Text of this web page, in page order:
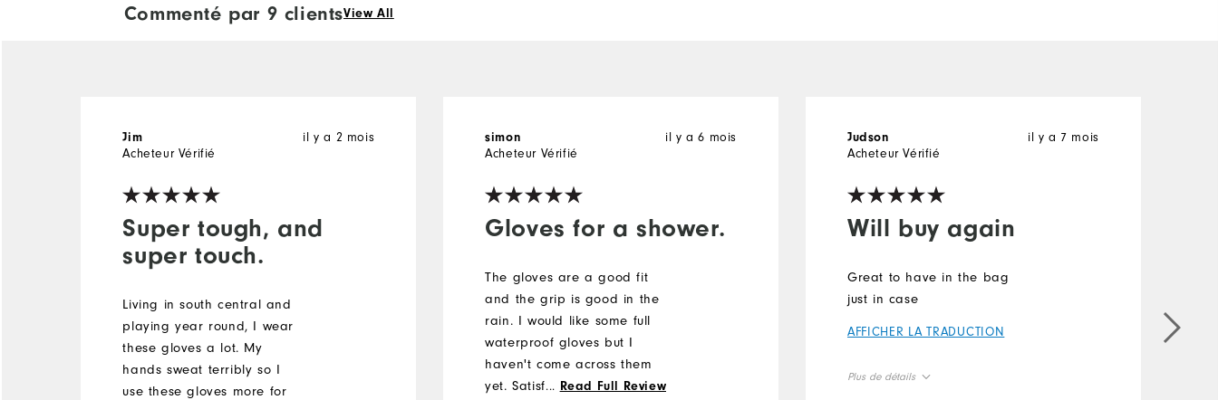
Commenté par 9 clientsView All
Super tough, and
super touch.
il y a 2 mois
Jim
Acheteur Vérifié
Living in south central and
playing year round, I wear
these gloves a lot. My
hands sweat terribly so I
use these gloves more for
Gloves for a shower.
il y a 6 mois
simon
Acheteur Vérifié
The gloves are a good fit
and the grip is good in the
rain. I would like some full
waterproof gloves but I
haven't come across them
yet. Satisfied with what I
... Read Full Review
Will buy again
il y a 7 mois
Judson
Acheteur Vérifié
Great to have in the bag
just in case
AFFICHER LA TRADUCTION
Plus de détails